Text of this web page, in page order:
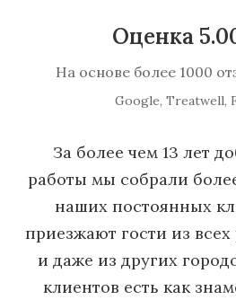
Оценка
На основе более 1000
Google, Treatwell,
За более чем 13 лет
работы мы собрали
наших постоянных
приезжают гости из
и даже из других
клиентов есть как